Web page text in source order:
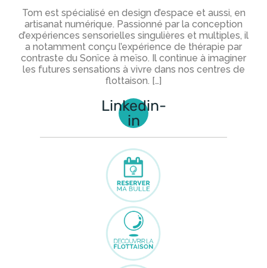
Tom est spécialisé en design d’espace et aussi, en
artisanat numérique. Passionné par la conception
d’expériences sensorielles singulières et multiples, il
a notamment conçu l’expérience de thérapie par
contraste du Sonïce à meïso. Il continue à imaginer
les futures sensations à vivre dans nos centres de
flottaison. […]
Linkedin-
in